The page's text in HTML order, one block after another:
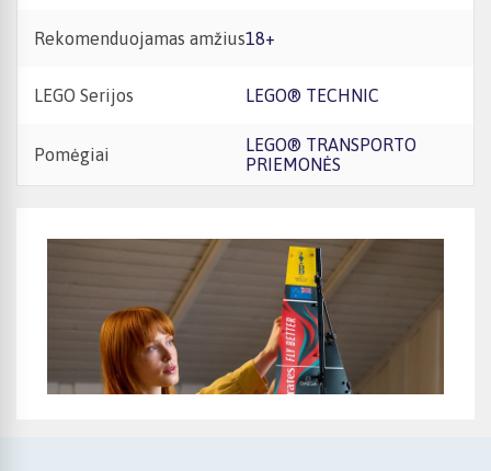
Rekomenduojamas amžius 18+
LEGO Serijos LEGO® TECHNIC
Pomėgiai
LEGO® TRANSPORTO
PRIEMONĖS